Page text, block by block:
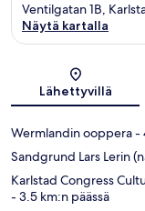
Ventilgatan 1B,
Näytä kartalla
Lähettyvillä
Wermlandin ooppera-
Sandgrund Lars Lerin
Karlstad Congress
- 3.5 km:n päässä